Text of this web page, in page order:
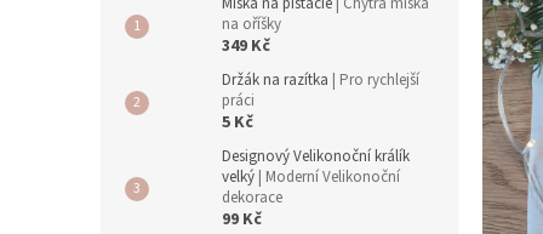
na oříšky
349 Kč
Držák na razítka | Pro rychlejší
práci
5 Kč
Designový Velikonoční králík
velký | Moderní Velikonoční
dekorace
99 Kč